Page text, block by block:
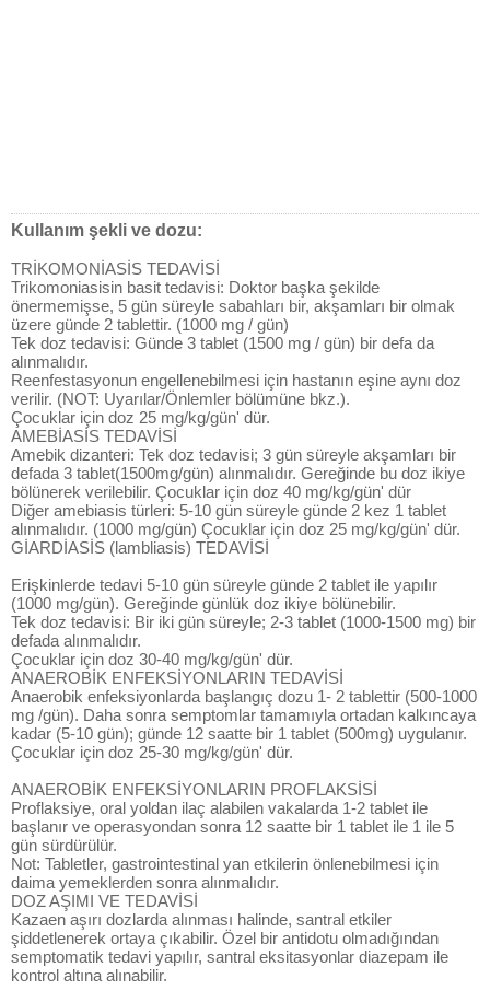
Kullanım şekli ve dozu:
TRİKOMONİASİS TEDAVİSİ
Trikomoniasisin basit tedavisi: Doktor başka şekilde
önermemişse, 5 gün süreyle sabahları bir, akşamları bir olmak
üzere günde 2 tablettir. (1000 mg / gün)
Tek doz tedavisi: Günde 3 tablet (1500 mg / gün) bir defa da
alınmalıdır.
Reenfestasyonun engellenebilmesi için hastanın eşine aynı doz
verilir. (NOT: Uyarılar/Önlemler bölümüne bkz.).
Çocuklar için doz 25 mg/kg/gün' dür.
AMEBİASİS TEDAVİSİ
Amebik dizanteri: Tek doz tedavisi; 3 gün süreyle akşamları bir
defada 3 tablet(1500mg/gün) alınmalıdır. Gereğinde bu doz ikiye
bölünerek verilebilir. Çocuklar için doz 40 mg/kg/gün' dür
Diğer amebiasis türleri: 5-10 gün süreyle günde 2 kez 1 tablet
alınmalıdır. (1000 mg/gün) Çocuklar için doz 25 mg/kg/gün' dür.
GİARDİASİS (lambliasis) TEDAVİSİ
Erişkinlerde tedavi 5-10 gün süreyle günde 2 tablet ile yapılır
(1000 mg/gün). Gereğinde günlük doz ikiye bölünebilir.
Tek doz tedavisi: Bir iki gün süreyle; 2-3 tablet (1000-1500 mg) bir
defada alınmalıdır.
Çocuklar için doz 30-40 mg/kg/gün' dür.
ANAEROBİK ENFEKSİYONLARIN TEDAVİSİ
Anaerobik enfeksiyonlarda başlangıç dozu 1- 2 tablettir (500-1000
mg /gün). Daha sonra semptomlar tamamıyla ortadan kalkıncaya
kadar (5-10 gün); günde 12 saatte bir 1 tablet (500mg) uygulanır.
Çocuklar için doz 25-30 mg/kg/gün' dür.
ANAEROBİK ENFEKSİYONLARIN PROFLAKSİSİ
Proflaksiye, oral yoldan ilaç alabilen vakalarda 1-2 tablet ile
başlanır ve operasyondan sonra 12 saatte bir 1 tablet ile 1 ile 5
gün sürdürülür.
Not: Tabletler, gastrointestinal yan etkilerin önlenebilmesi için
daima yemeklerden sonra alınmalıdır.
DOZ AŞIMI VE TEDAVİSİ
Kazaen aşırı dozlarda alınması halinde, santral etkiler
şiddetlenerek ortaya çıkabilir. Özel bir antidotu olmadığından
semptomatik tedavi yapılır, santral eksitasyonlar diazepam ile
kontrol altına alınabilir.